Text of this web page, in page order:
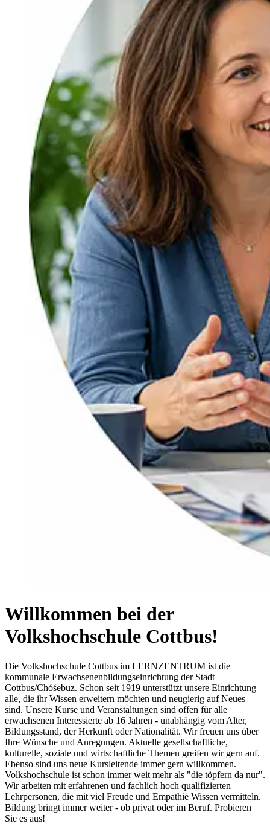
Willkommen bei der
Volkshochschule Cottbus!
Die Volkshochschule Cottbus im LERNZENTRUM ist die
kommunale Erwachsenenbildungseinrichtung der Stadt
Cottbus/Chóśebuz. Schon seit 1919 unterstützt unsere Einrichtung
alle, die ihr Wissen erweitern möchten und neugierig auf Neues
sind. Unsere Kurse und Veranstaltungen sind offen für alle
erwachsenen Interessierte ab 16 Jahren - unabhängig vom Alter,
Bildungsstand, der Herkunft oder Nationalität. Wir freuen uns über
Ihre Wünsche und Anregungen. Aktuelle gesellschaftliche,
kulturelle, soziale und wirtschaftliche Themen greifen wir gern auf.
Ebenso sind uns neue Kursleitende immer gern willkommen.
Volkshochschule ist schon immer weit mehr als "die töpfern da nur".
Wir arbeiten mit erfahrenen und fachlich hoch qualifizierten
Lehrpersonen, die mit viel Freude und Empathie Wissen vermitteln.
Bildung bringt immer weiter - ob privat oder im Beruf. Probieren
Sie es aus!